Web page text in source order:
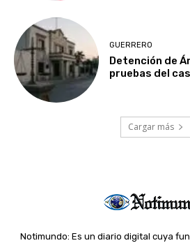
GUERRERO
Detención de
pruebas del
Cargar más
Notimundo: Es un diario digital cuya